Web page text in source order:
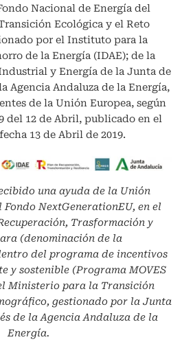
Nacional de Energía del
Ecológica y el Reto
por el Instituto para la
de la Energía (IDAE); de la
y Energía de la Junta de
Agencia Andaluza de la Energía,
de la Unión Europea, según
del 12 de Abril, publicado en el
13 de Abril de 2019.
una ayuda de la Unión
NextGenerationEU, en el
Trasformación y
(denominación de la
del programa de incentivos
y sostenible (Programa MOVES
Ministerio para la Transición
gestionado por la Junta
de la Agencia Andaluza de la
Energía.